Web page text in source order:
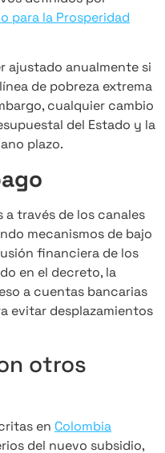
para la Prosperidad
ajustado anualmente si
de pobreza extrema
cualquier cambio
del Estado y la
plazo.
través de los canales
mecanismos de bajo
financiera de los
en el decreto, la
a cuentas bancarias
evitar desplazamientos
otros
en Colombia
del nuevo subsidio,